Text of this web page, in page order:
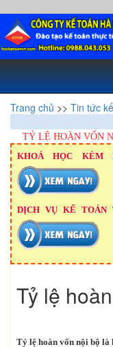
Trang chủ >> Tin tức
TỶ LỆ HOÀN VỐN
KHOÁ HỌC KÈM
DỊCH VỤ KẾ
Tỷ lệ
Tỷ lệ hoàn vốn nội bộ là